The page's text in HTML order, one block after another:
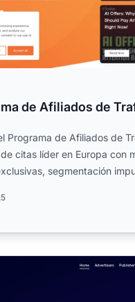
de Afiliados de
Programa de Afiliados de
de citas líder en Europa con
segmentación
Afiliados de Two Trey